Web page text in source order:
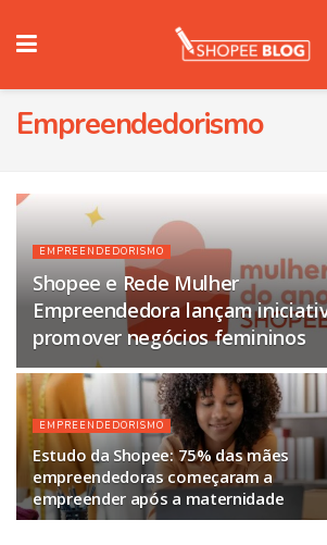
Empreendedorismo
EMPREENDEDORISMO
Shopee e Rede Mulher
Empreendedora lançam
promover negócios femininos
EMPREENDEDORISMO
Estudo da Shopee: 75% das mães
empreendedoras começaram a
empreender após a maternidade